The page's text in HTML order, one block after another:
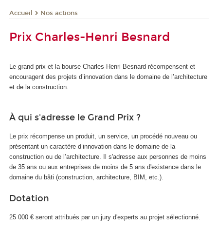
Accueil Nos actions
Prix Charles-Henri Besnard
Le grand prix et la bourse Charles-Henri Besnard récompensent et
encouragent des projets d’innovation dans le domaine de l’architecture
et de la construction.
À qui s'adresse le Grand Prix ?
Le prix récompense un produit, un service, un procédé nouveau ou
présentant un caractère d’innovation dans le domaine de la
construction ou de l’architecture. Il s'adresse aux personnes de moins
de 35 ans ou aux entreprises de moins de 5 ans d'existence dans le
domaine du bâti (construction, architecture, BIM, etc.).
Dotation
25 000 € seront attribués par un jury d'experts au projet sélectionné.